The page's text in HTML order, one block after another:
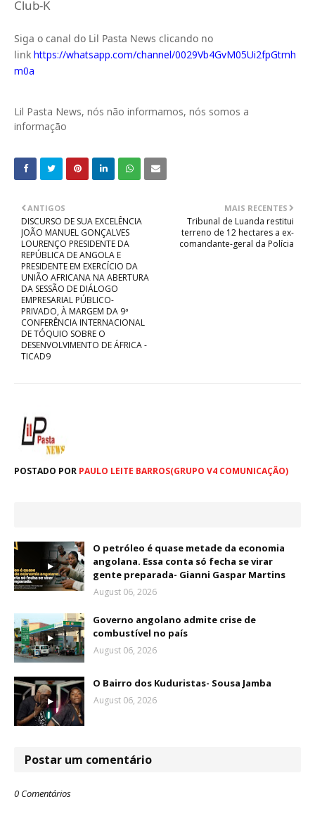
Club-K
Siga o canal do Lil Pasta News clicando no
link https://whatsapp.com/channel/0029Vb4GvM05Ui2fpGtmh
m0a
Lil Pasta News, nós não informamos, nós somos a
informação
MAIS RECENTES
Tribunal de Luanda restitui
terreno de 12 hectares a ex-
comandante-geral da Polícia
ANTIGOS
DISCURSO DE SUA EXCELÊNCIA
JOÃO MANUEL GONÇALVES
LOURENÇO PRESIDENTE DA
REPÚBLICA DE ANGOLA E
PRESIDENTE EM EXERCÍCIO DA
UNIÃO AFRICANA NA ABERTURA
DA SESSÃO DE DIÁLOGO
EMPRESARIAL PÚBLICO-
PRIVADO, À MARGEM DA 9ª
CONFERÊNCIA INTERNACIONAL
DE TÓQUIO SOBRE O
DESENVOLVIMENTO DE ÁFRICA -
TICAD9
POSTADO POR PAULO LEITE BARROS(GRUPO V4 COMUNICAÇÃO)
O petróleo é quase metade da economia
angolana. Essa conta só fecha se virar
gente preparada- Gianni Gaspar Martins
August 06, 2026
Governo angolano admite crise de
combustível no país
August 06, 2026
O Bairro dos Kuduristas- Sousa Jamba
August 06, 2026
Postar um comentário
0 Comentários